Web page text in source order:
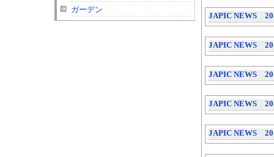
ガーデン
JAPIC NEWS
JAPIC NEWS
JAPIC NEWS
JAPIC NEWS
JAPIC NEWS